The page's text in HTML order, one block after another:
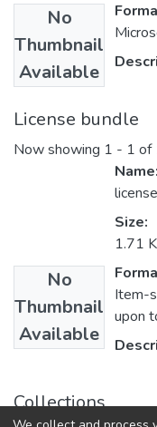
No
Thumbnail
Available
License bundle
Now showing 1 - 1 of
No
Thumbnail
Available
Name:
Size:
1.71
Item-
upon
Collections